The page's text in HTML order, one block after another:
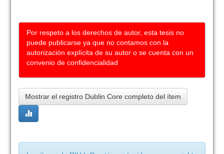
Por respeto a los derechos de autor, esta tesis no
puede publicarse ya que no contamos con la
autorización explícita de su autor o se cuenta con un
convenio de confidencialidad
Mostrar el registro Dublin Core completo del ítem